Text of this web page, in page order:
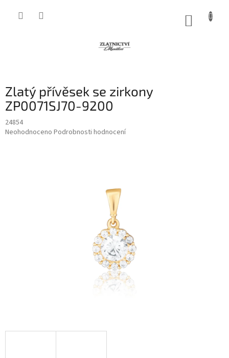
Zlatý přívěsek se zirkony
ZP0071SJ70-9200
24854
Průměrné
Neohodnoceno Podrobnosti hodnocení